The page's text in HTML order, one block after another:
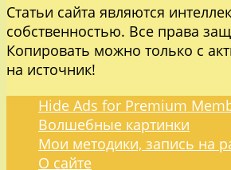
Статьи сайта являются
собственностью. Все права
Копировать можно только с
на источник!
Hide Ads for Premium
Волшебные картинки
Мои методики, запись на
О сайте